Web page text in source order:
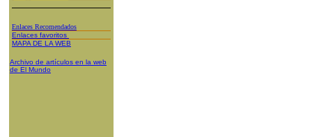
Enlaces Recomendados
Enlaces favoritos
MAPA DE LA WEB
Archivo de artículos en la web
de El Mundo